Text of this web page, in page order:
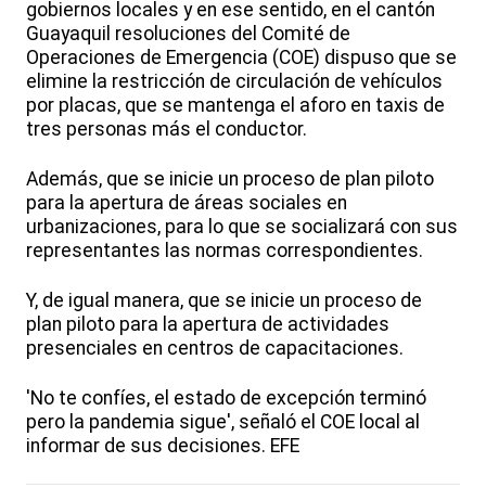
gobiernos locales y en ese sentido, en el cantón
Guayaquil resoluciones del Comité de
Operaciones de Emergencia (COE) dispuso que se
elimine la restricción de circulación de vehículos
por placas, que se mantenga el aforo en taxis de
tres personas más el conductor.
Además, que se inicie un proceso de plan piloto
para la apertura de áreas sociales en
urbanizaciones, para lo que se socializará con sus
representantes las normas correspondientes.
Y, de igual manera, que se inicie un proceso de
plan piloto para la apertura de actividades
presenciales en centros de capacitaciones.
'No te confíes, el estado de excepción terminó
pero la pandemia sigue', señaló el COE local al
informar de sus decisiones. EFE